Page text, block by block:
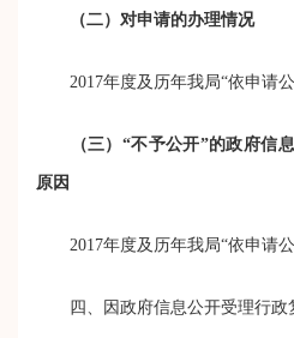
（二）对申请的办理情况
2017年度及历年我局“依申请公
（三）“不予公开”的政府信
原因
2017年度及历年我局“依申请公
四、因政府信息公开受理行政